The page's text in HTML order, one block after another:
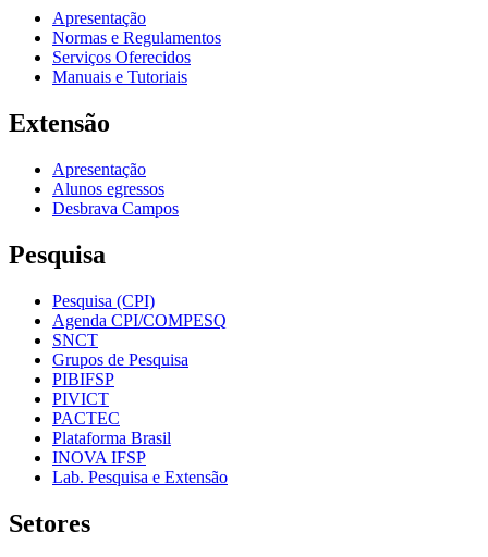
Apresentação
Normas e Regulamentos
Serviços Oferecidos
Manuais e Tutoriais
Extensão
Apresentação
Alunos egressos
Desbrava Campos
Pesquisa
Pesquisa (CPI)
Agenda CPI/COMPESQ
SNCT
Grupos de Pesquisa
PIBIFSP
PIVICT
PACTEC
Plataforma Brasil
INOVA IFSP
Lab. Pesquisa e Extensão
Setores